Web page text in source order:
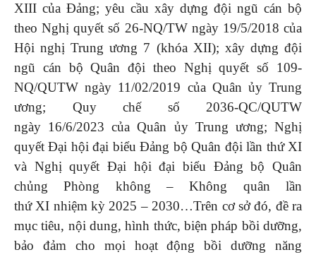
XIII của Đảng; yêu cầu xây dựng đội ngũ cán bộ
theo Nghị quyết số 26-NQ/TW ngày 19/5/2018 của
Hội nghị Trung ương 7 (khóa XII); xây dựng đội
ngũ cán bộ Quân đội theo Nghị quyết số 109-
NQ/QUTW ngày 11/02/2019 của Quân ủy Trung
ương; Quy chế số 2036-QC/QUTW
ngày 16/6/2023 của Quân ủy Trung ương; Nghị
quyết Đại hội đại biểu Đảng bộ Quân đội lần thứ XI
và Nghị quyết Đại hội đại biểu Đảng bộ Quân
chủng Phòng không – Không quân lần
thứ XI nhiệm kỳ 2025 – 2030…Trên cơ sở đó, đề ra
mục tiêu, nội dung, hình thức, biện pháp bồi dưỡng,
bảo đảm cho mọi hoạt động bồi dưỡng năng